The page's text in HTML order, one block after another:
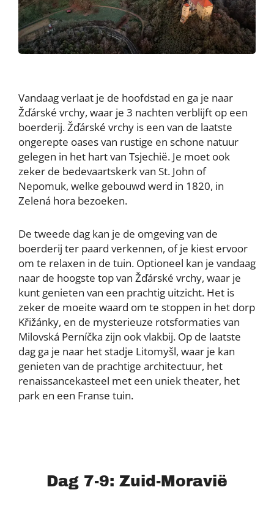
Vandaag verlaat je de hoofdstad en ga je naar
Žďárské vrchy, waar je 3 nachten verblijft op een
boerderij. Žďárské vrchy is een van de laatste
ongerepte oases van rustige en schone natuur
gelegen in het hart van Tsjechië. Je moet ook
zeker de bedevaartskerk van St. John of
Nepomuk, welke gebouwd werd in 1820, in
Zelená hora bezoeken.
De tweede dag kan je de omgeving van de
boerderij ter paard verkennen, of je kiest ervoor
om te relaxen in de tuin. Optioneel kan je vandaag
naar de hoogste top van Žďárské vrchy, waar je
kunt genieten van een prachtig uitzicht. Het is
zeker de moeite waard om te stoppen in het dorp
Křižánky, en de mysterieuze rotsformaties van
Milovská Perníčka zijn ook vlakbij. Op de laatste
dag ga je naar het stadje Litomyšl, waar je kan
genieten van de prachtige architectuur, het
renaissancekasteel met een uniek theater, het
park en een Franse tuin.
Dag 7-9: Zuid-Moravië